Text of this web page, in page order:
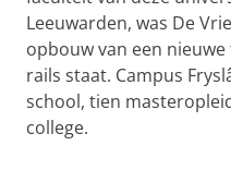
Leeuwarden, was De
opbouw van een
rails staat. Campus
school, tien
college.